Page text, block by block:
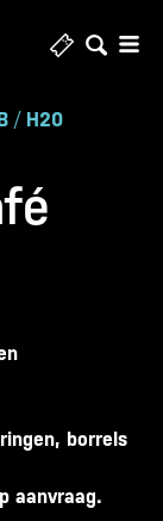
/ H20
borrels
aanvraag.